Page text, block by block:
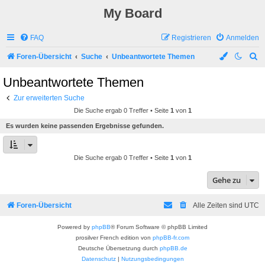
My Board
FAQ Anmelden
Registrieren
Foren-Übersicht Suche Unbeantwortete Themen
Unbeantwortete Themen
Zur erweiterten Suche
Die Suche ergab 0 Treffer • Seite 1von 1
Es wurden keine passenden Ergebnisse gefunden.
Die Suche ergab 0 Treffer • Seite 1von 1
Gehe zu
Foren-Übersicht Alle Zeiten sind UTC
Powered by phpBB® Forum Software © phpBB Limited
prosilver French edition von phpBB-fr.com
Deutsche Übersetzung durch phpBB.de
Datenschutz| Nutzungsbedingungen